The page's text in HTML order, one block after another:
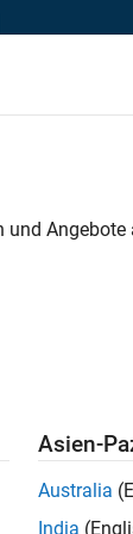
. Wenn
unseres
Standort,
Asien-
Australia
India